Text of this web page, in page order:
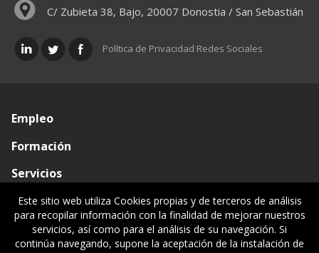
C/ Zubieta 38, Bajo, 20007 Donostia / San Sebastián
Política de Privacidad Redes Sociales
Empleo
Formación
Servicios
Conócenos
Visado de documentos
Este sitio web utiliza Cookies propias y de terceros de análisis
para recopilar información con la finalidad de mejorar nuestros
servicios, así como para el análisis de su navegación. Si
continúa navegando, supone la aceptación de la instalación de